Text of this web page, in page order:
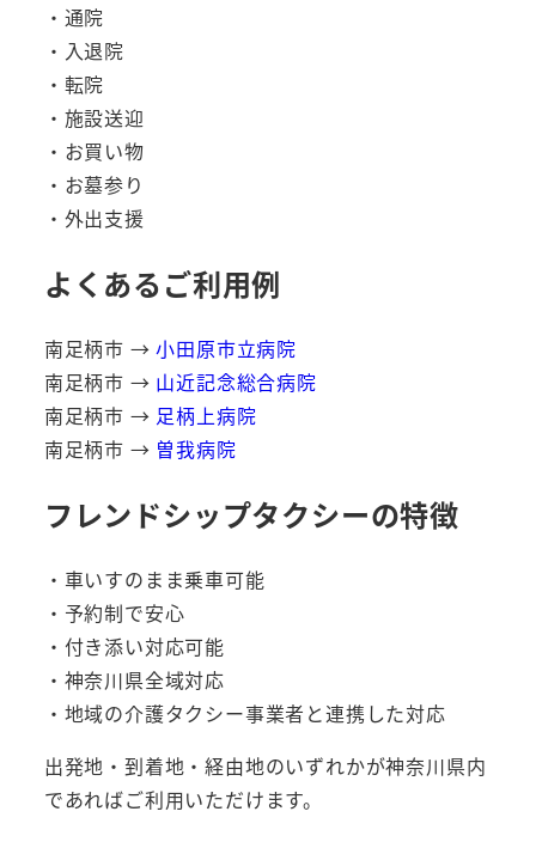
・通院
・入退院
・転院
・施設送迎
・お買い物
・お墓参り
・外出支援
よくあるご利用例
南足柄市 →小田原市立病院
南足柄市 → 山近記念総合病院
南足柄市 → 足柄上病院
南足柄市 → 曽我病院
フレンドシップタクシーの特徴
・車いすのまま乗車可能
・予約制で安心
・付き添い対応可能
・神奈川県全域対応
・地域の介護タクシー事業者と連携した対応
出発地・到着地・経由地のいずれかが神奈川県内
であればご利用いただけます。